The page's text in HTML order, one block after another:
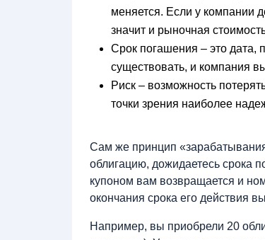
меняется. Если у компании
значит и рыночная
Срок погашения – это дата,
существовать, и компания
Риск – возможность
точки зрения наиболее
Сам же принцип
облигацию, дожидаетесь срока
купоном вам возвращается и
окончания срока его действия
Например, вы приобрели 20